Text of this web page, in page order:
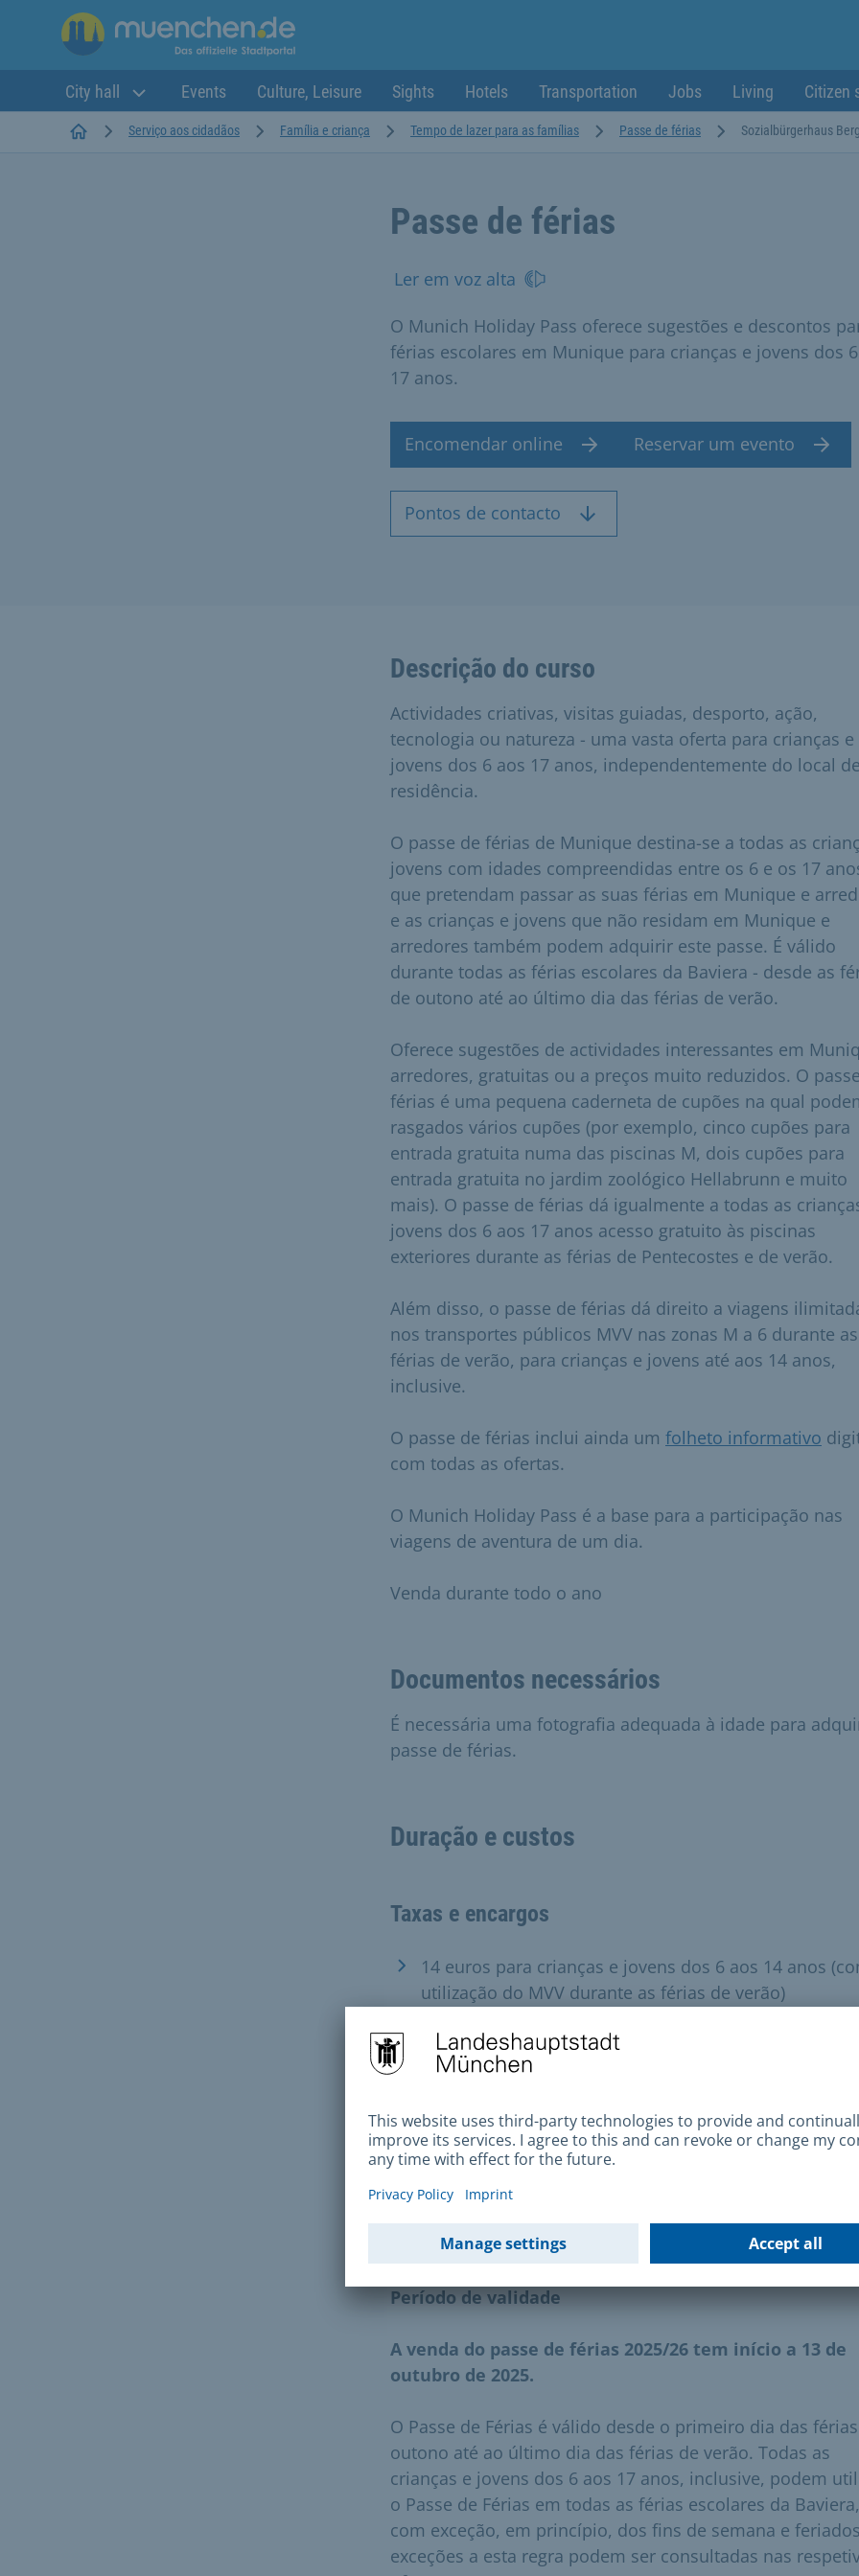
City hall Events Culture, Leisure Sights Hotels Transportation Jobs Living Citizen
StartseiteServiço aos cidadãos Família e criança Tempo de lazer para as famílias Passe de férias Sozialbürgerhaus
Passe de férias
Ler em voz alta
O Munich Holiday Pass oferece sugestões e descontos
férias escolares em Munique para crianças e jovens dos
17 anos.
Encomendar online Reservar um evento
Pontos de contacto
Descrição do curso
Actividades criativas, visitas guiadas, desporto, ação,
tecnologia ou natureza - uma vasta oferta para crianças e
jovens dos 6 aos 17 anos, independentemente do local de
residência.
O passe de férias de Munique destina-se a todas as
jovens com idades compreendidas entre os 6 e os 17
que pretendam passar as suas férias em Munique e
e as crianças e jovens que não residam em Munique e
arredores também podem adquirir este passe. É válido
durante todas as férias escolares da Baviera - desde as
de outono até ao último dia das férias de verão.
Oferece sugestões de actividades interessantes em
arredores, gratuitas ou a preços muito reduzidos. O
férias é uma pequena caderneta de cupões na qual
rasgados vários cupões (por exemplo, cinco cupões para
entrada gratuita numa das piscinas M, dois cupões para
entrada gratuita no jardim zoológico Hellabrunn e muito
mais). O passe de férias dá igualmente a todas as
jovens dos 6 aos 17 anos acesso gratuito às piscinas
exteriores durante as férias de Pentecostes e de verão.
Além disso, o passe de férias dá direito a viagens
nos transportes públicos MVV nas zonas M a 6 durante as
férias de verão, para crianças e jovens até aos 14 anos,
inclusive.
O passe de férias inclui ainda um folheto informativo
com todas as ofertas.
O Munich Holiday Pass é a base para a participação nas
viagens de aventura de um dia.
Venda durante todo o ano
Documentos necessários
É necessária uma fotografia adequada à idade para
passe de férias.
Duração e custos
Taxas e encargos
14 euros para crianças e jovens dos 6 aos 14 anos
utilização do MVV durante as férias de verão)
10 euros para crianças e jovens dos 15 aos 17 anos
utilização do MVV durante as férias de verão)
As famílias carenciadas podem obter um passe de férias
gratuito graças à SZ Gute Werke.
Para mais informações, dirija-se aos Centros Sociais
Municipais. Aqui podeencontrar o Centro Social
área.
Período de validade
A venda do passe de férias 2025/26 tem início a 13 de
outubro de 2025.
O Passe de Férias é válido desde o primeiro dia das
outono até ao último dia das férias de verão. Todas as
crianças e jovens dos 6 aos 17 anos, inclusive, podem
o Passe de Férias em todas as férias escolares da Baviera,
com exceção, em princípio, dos fins de semana e
exceções a esta regra podem ser consultadas nas